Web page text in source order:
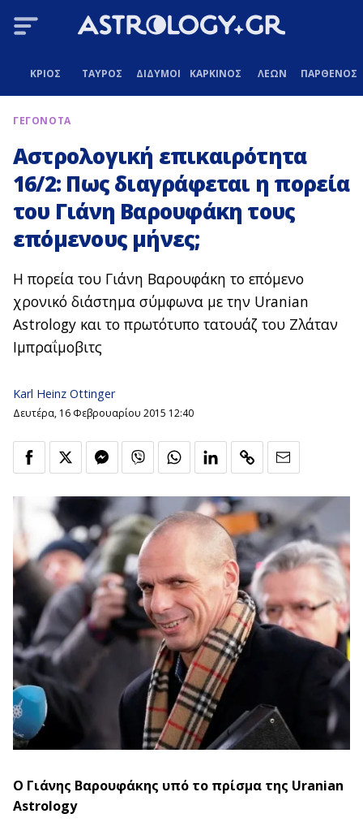
ΚΡΙΟΣ ΤΑΥΡΟΣ ΔΙΔΥΜΟΙ ΚΑΡΚΙΝΟΣ ΛΕΩΝ ΠΑΡΘΕΝΟΣ
ΓΕΓΟΝΟΤΑ
Αστρολογική επικαιρότητα
16/2: Πως διαγράφεται η πορεία
του Γιάνη Βαρουφάκη τους
επόμενους μήνες;
Η πορεία του Γιάνη Βαρουφάκη το επόμενο
χρονικό διάστημα σύμφωνα με την Uranian
Astrology και το πρωτότυπο τατουάζ του Ζλάταν
Ιμπραΐμοβιτς
Karl Heinz Ottinger
Δευτέρα, 16 Φεβρουαρίου 2015 12:40
Ο Γιάνης Βαρουφάκης υπό το πρίσμα της Uranian
Astrology